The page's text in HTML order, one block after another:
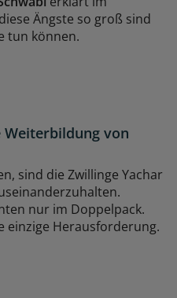
Ängste so groß sind
tun können.
von
sind die Zwillinge Yachar
nur im Doppelpack.
einzige Herausforderung.